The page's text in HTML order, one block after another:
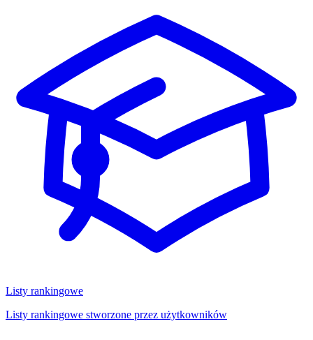
Listy rankingowe
Listy rankingowe stworzone przez użytkowników